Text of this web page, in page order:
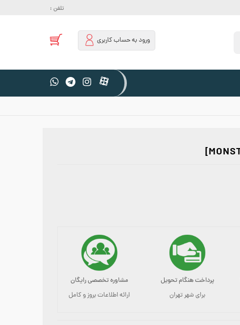
تلفن :
ورود به حساب کاربری
پرداخت هنگام تحویل
برای شهر تهران
مشاوره تخصصی رایگان
ارائه اطلاعات بروز و کامل